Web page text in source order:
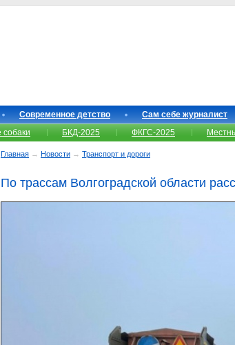
Современное детство Сам себе журналист
собаки БКД-2025 ФКГС-2025
Главная → Новости → Транспорт и дороги
По трассам Волгоградской области